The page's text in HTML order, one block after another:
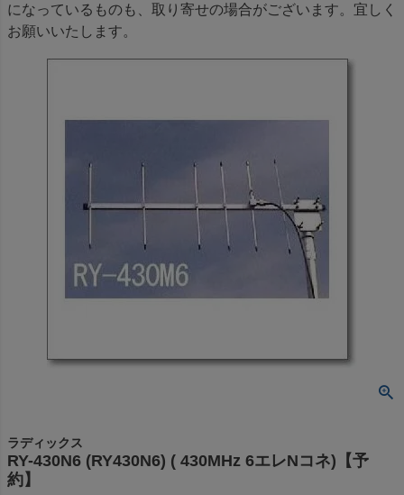
になっているものも、取り寄せの場合がございます。宜しく
お願いいたします。
ラディックス
RY-430N6 (RY430N6) ( 430MHz 6エレNコネ)【予
約】